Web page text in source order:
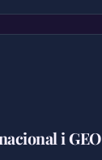
i GEO